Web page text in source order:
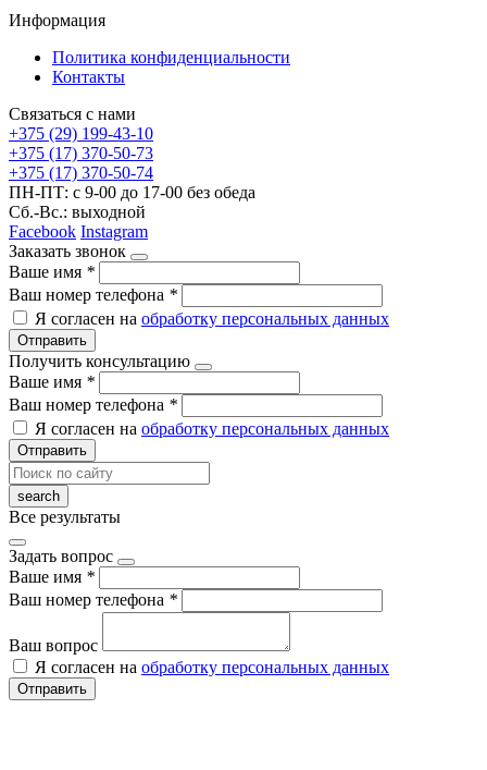
Информация
Политика конфиденциальности
Контакты
Связаться с нами
+375 (29) 199-43-10
+375 (17) 370-50-73
+375 (17) 370-50-74
ПН-ПТ: с 9-00 до 17-00 без обеда
Сб.-Вс.: выходной
Facebook Instagram
Заказать звонок
Ваше имя *
Ваш номер телефона *
Я согласен на обработку персональных данных
Отправить
Получить консультацию
Ваше имя *
Ваш номер телефона *
Я согласен на обработку персональных данных
Отправить
Все результаты
Задать вопрос
Ваше имя *
Ваш номер телефона *
Ваш вопрос
Я согласен на обработку персональных данных
Отправить